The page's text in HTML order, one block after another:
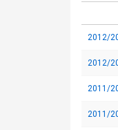
2012/
2012/
2011/
2011/